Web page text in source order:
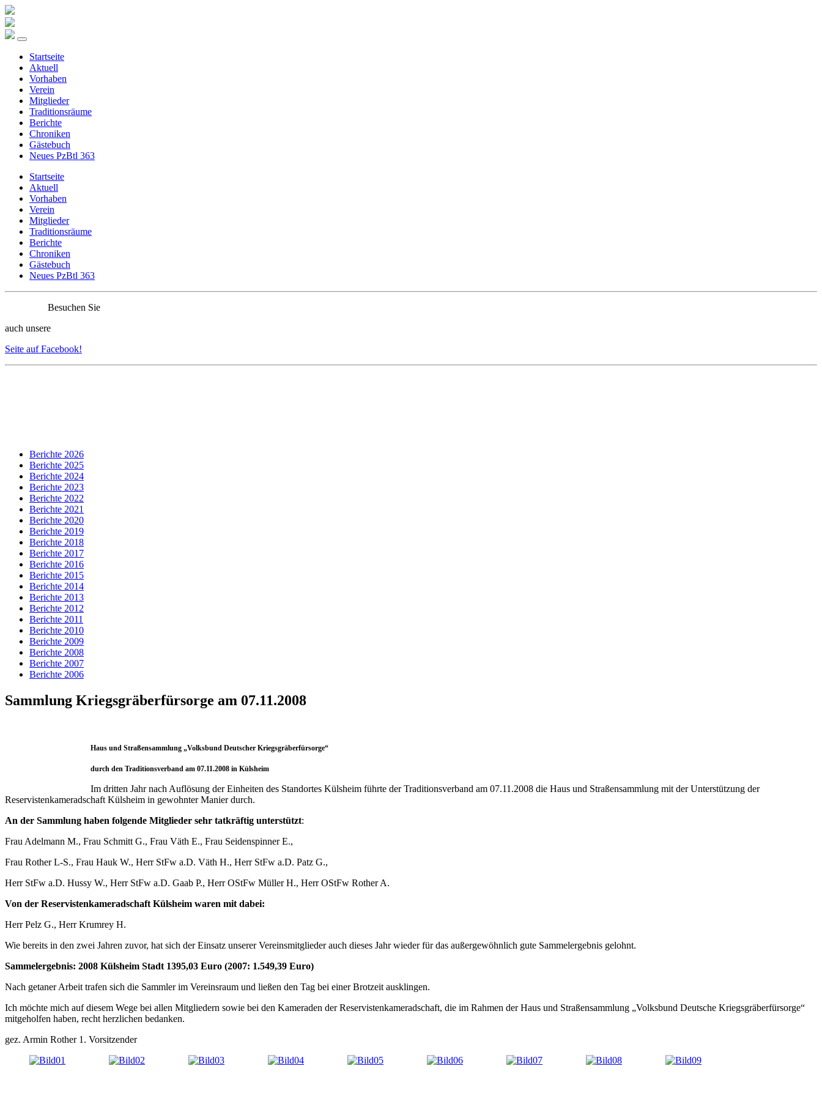
Startseite
Aktuell
Vorhaben
Verein
Mitglieder
Traditionsräume
Berichte
Chroniken
Gästebuch
Neues PzBtl 363
Startseite
Aktuell
Vorhaben
Verein
Mitglieder
Traditionsräume
Berichte
Chroniken
Gästebuch
Neues PzBtl 363
Besuchen Sie
auch unsere
Seite auf Facebook!
Berichte 2026
Berichte 2025
Berichte 2024
Berichte 2023
Berichte 2022
Berichte 2021
Berichte 2020
Berichte 2019
Berichte 2018
Berichte 2017
Berichte 2016
Berichte 2015
Berichte 2014
Berichte 2013
Berichte 2012
Berichte 2011
Berichte 2010
Berichte 2009
Berichte 2008
Berichte 2007
Berichte 2006
Sammlung Kriegsgräberfürsorge am 07.11.2008
Haus und Straßensammlung „Volksbund Deutscher Kriegsgräberfürsorge“
durch den Traditionsverband am 07.11.2008 in Külsheim
Im dritten Jahr nach Auflösung der Einheiten des Standortes Külsheim führte der Traditionsverband am 07.11.2008 die Haus und Straßensammlung mit der Unterstützung der
Reservistenkameradschaft Külsheim in gewohnter Manier durch.
An der Sammlung haben folgende Mitglieder sehr tatkräftig unterstützt:
Frau Adelmann M., Frau Schmitt G., Frau Väth E., Frau Seidenspinner E.,
Frau Rother L-S., Frau Hauk W., Herr StFw a.D. Väth H., Herr StFw a.D. Patz G.,
Herr StFw a.D. Hussy W., Herr StFw a.D. Gaab P., Herr OStFw Müller H., Herr OStFw Rother A.
Von der Reservistenkameradschaft Külsheim waren mit dabei:
Herr Pelz G., Herr Krumrey H.
Wie bereits in den zwei Jahren zuvor, hat sich der Einsatz unserer Vereinsmitglieder auch dieses Jahr wieder für das außergewöhnlich gute Sammelergebnis gelohnt.
Sammelergebnis: 2008 Külsheim Stadt 1395,03 Euro (2007: 1.549,39 Euro)
Nach getaner Arbeit trafen sich die Sammler im Vereinsraum und ließen den Tag bei einer Brotzeit ausklingen.
Ich möchte mich auf diesem Wege bei allen Mitgliedern sowie bei den Kameraden der Reservistenkameradschaft, die im Rahmen der Haus und Straßensammlung „Volksbund Deutsche Kriegsgräberfürsorge“
mitgeholfen haben, recht herzlichen bedanken.
gez. Armin Rother 1. Vorsitzender